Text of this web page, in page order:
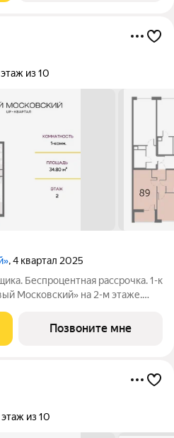
этаж из 10
, 4 квартал 2025
Беспроцентная рассрочка. 1-к
Московский» на 2-м этаже.
в Пушкинском районе. Этот
Позвоните мне
этаж из 10